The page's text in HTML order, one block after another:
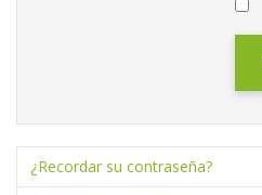
¿Recordar su contraseña?